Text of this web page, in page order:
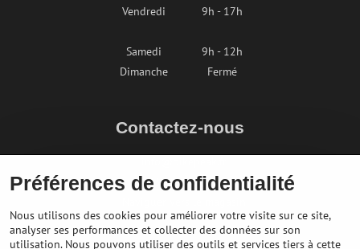
Vendredi
9h - 17h
Samedi
9h - 12h
Dimanche
Fermé
Contactez-nous
+436764858804
Préférences de confidentialité
Nous utilisons des cookies pour améliorer votre visite sur ce site,
analyser ses performances et collecter des données sur son
utilisation. Nous pouvons utiliser des outils et services tiers à cette